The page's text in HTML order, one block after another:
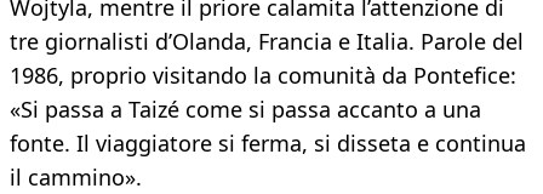
Wojtyla, mentre il priore calamita l’attenzione di
tre giornalisti d’Olanda, Francia e Italia. Parole del
1986, proprio visitando la comunità da Pontefice:
«Si passa a Taizé come si passa accanto a una
fonte. Il viaggiatore si ferma, si disseta e continua
il cammino».